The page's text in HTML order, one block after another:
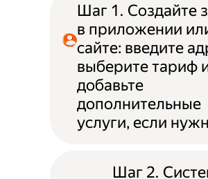
Шаг 1. Создайте
в приложении
сайте: введите
выберите тариф
добавьте
дополнительные
услуги, если
Шаг 2.